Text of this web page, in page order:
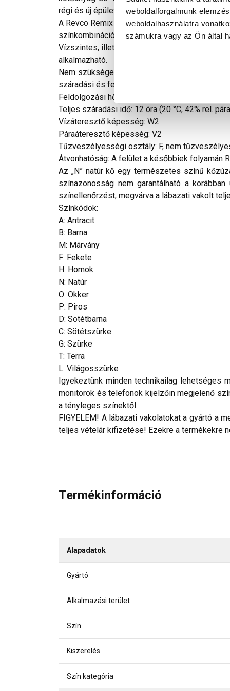
weboldalforgalmunk
weboldalhasználatra
számukra vagy az Ön által
régi és új épületek külső, illetve belső
A Revco Remix lábazati díszítővakolat-
színkombinációs lehetőség adódik, sőt, akár
Vízszintes, illetve közel vízszintes felületek
alkalmazható.
Nem szükséges hígítani, felhordható
száradási és felhordási idő alatt a szilárdság
Feldolgozási hőmérséklet (környezeti és
Teljes száradási idő: 12 óra (20 °C, 42% rel.
Vízáteresztő képesség: W2
Páraáteresztő képesség: V2
Tűzveszélyességi osztály: F, nem
Átvonhatóság: A felület a későbbiek folyamán
Az „N” natúr kő egy természetes színű
színazonosság nem garantálható a
színellenőrzést, megvárva a lábazati vakolt
Színkódok:
A: Antracit
B: Barna
M: Márvány
F: Fekete
H: Homok
N: Natúr
O: Okker
P: Piros
D: Sötétbarna
C: Sötétszürke
G: Szürke
T: Terra
L: Világosszürke
Igyekeztünk minden technikailag lehetséges
monitorok és telefonok kijelzőin megjelenő
a tényleges színektől.
FIGYELEM! A lábazati vakolatokat a gyártó
teljes vételár kifizetése! Ezekre a termékekre
Termékinformáció
Alapadatok
Gyártó
Alkalmazási terület
Szín
Kiszerelés
Szín kategória